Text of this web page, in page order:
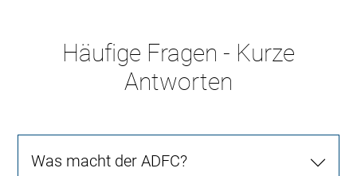
Häufige Fragen - Kurze
Antworten
Was macht der ADFC?